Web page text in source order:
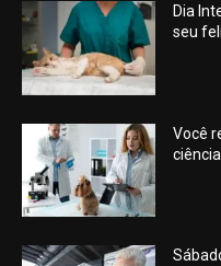
Dia
seu
Você